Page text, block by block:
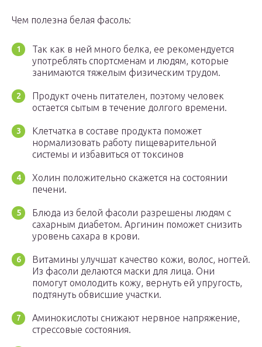
Чем полезна белая фасоль:
Так как в ней много белка, ее рекомендуется
употреблять спортсменам и людям, которые
занимаются тяжелым физическим трудом.
Продукт очень питателен, поэтому человек
остается сытым в течение долгого времени.
Клетчатка в составе продукта поможет
нормализовать работу пищеварительной
системы и избавиться от токсинов
Холин положительно скажется на состоянии
печени.
Блюда из белой фасоли разрешены людям с
сахарным диабетом. Аргинин поможет снизить
уровень сахара в крови.
Витамины улучшат качество кожи, волос, ногтей.
Из фасоли делаются маски для лица. Они
помогут омолодить кожу, вернуть ей упругость,
подтянуть обвисшие участки.
Аминокислоты снижают нервное напряжение,
стрессовые состояния.